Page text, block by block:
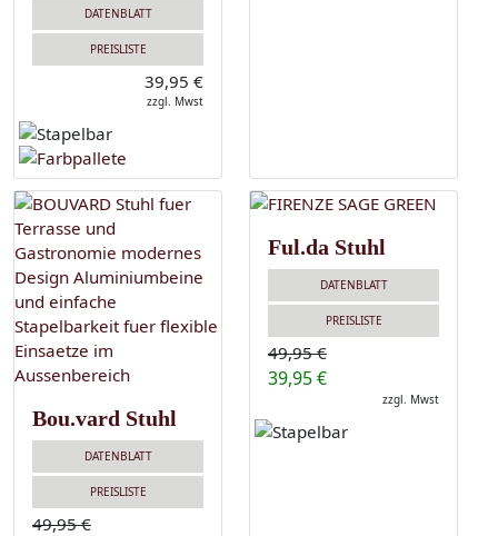
DATENBLATT
PREISLISTE
39,95 €
zzgl. Mwst
Bou.vard Stuhl
DATENBLATT
PREISLISTE
49,95 €
Ful.da Stuhl
DATENBLATT
PREISLISTE
49,95 €
39,95 €
zzgl. Mwst